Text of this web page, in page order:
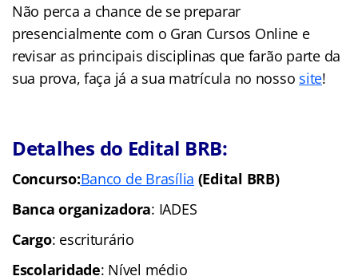
Não perca a chance de se preparar
presencialmente com o Gran Cursos Online e
revisar as principais disciplinas que farão parte da
sua prova, faça já a sua matrícula no nosso site!
Detalhes do Edital BRB:
Concurso:Banco de Brasília (Edital BRB)
Banca organizadora: IADES
Cargo: escriturário
Escolaridade: Nível médio